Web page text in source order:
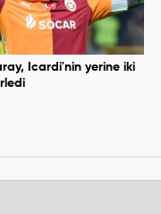
Icardi'nin yerine iki